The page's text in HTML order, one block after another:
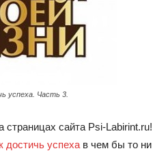
успеха. Часть 3.
страницах сайта Psi-Labirint.ru!
достичь успеха в чем бы то ни